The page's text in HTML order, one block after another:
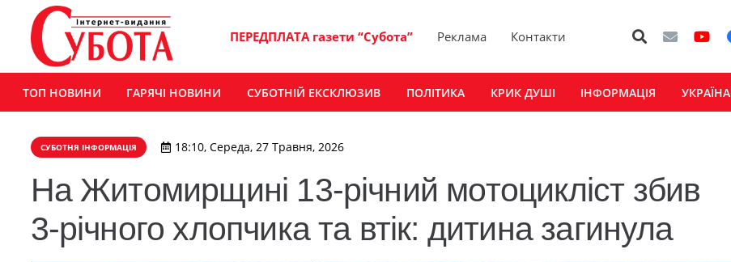
ПЕРЕДПЛАТА газети “Субота” Реклама Контакти
ТОП НОВИНИ ГАРЯЧІ НОВИНИ СУБОТНІЙ ЕКСКЛЮЗИВ ПОЛІТИКА КРИК ДУШІ ІНФОРМАЦІЯ УКРАЇНА
СУБОТНЯ ІНФОРМАЦІЯ 18:10, Середа, 27 Травня, 2026
На Житомирщині 13‑річний мотоцикліст збив
3‑річного хлопчика та втік: дитина загинула